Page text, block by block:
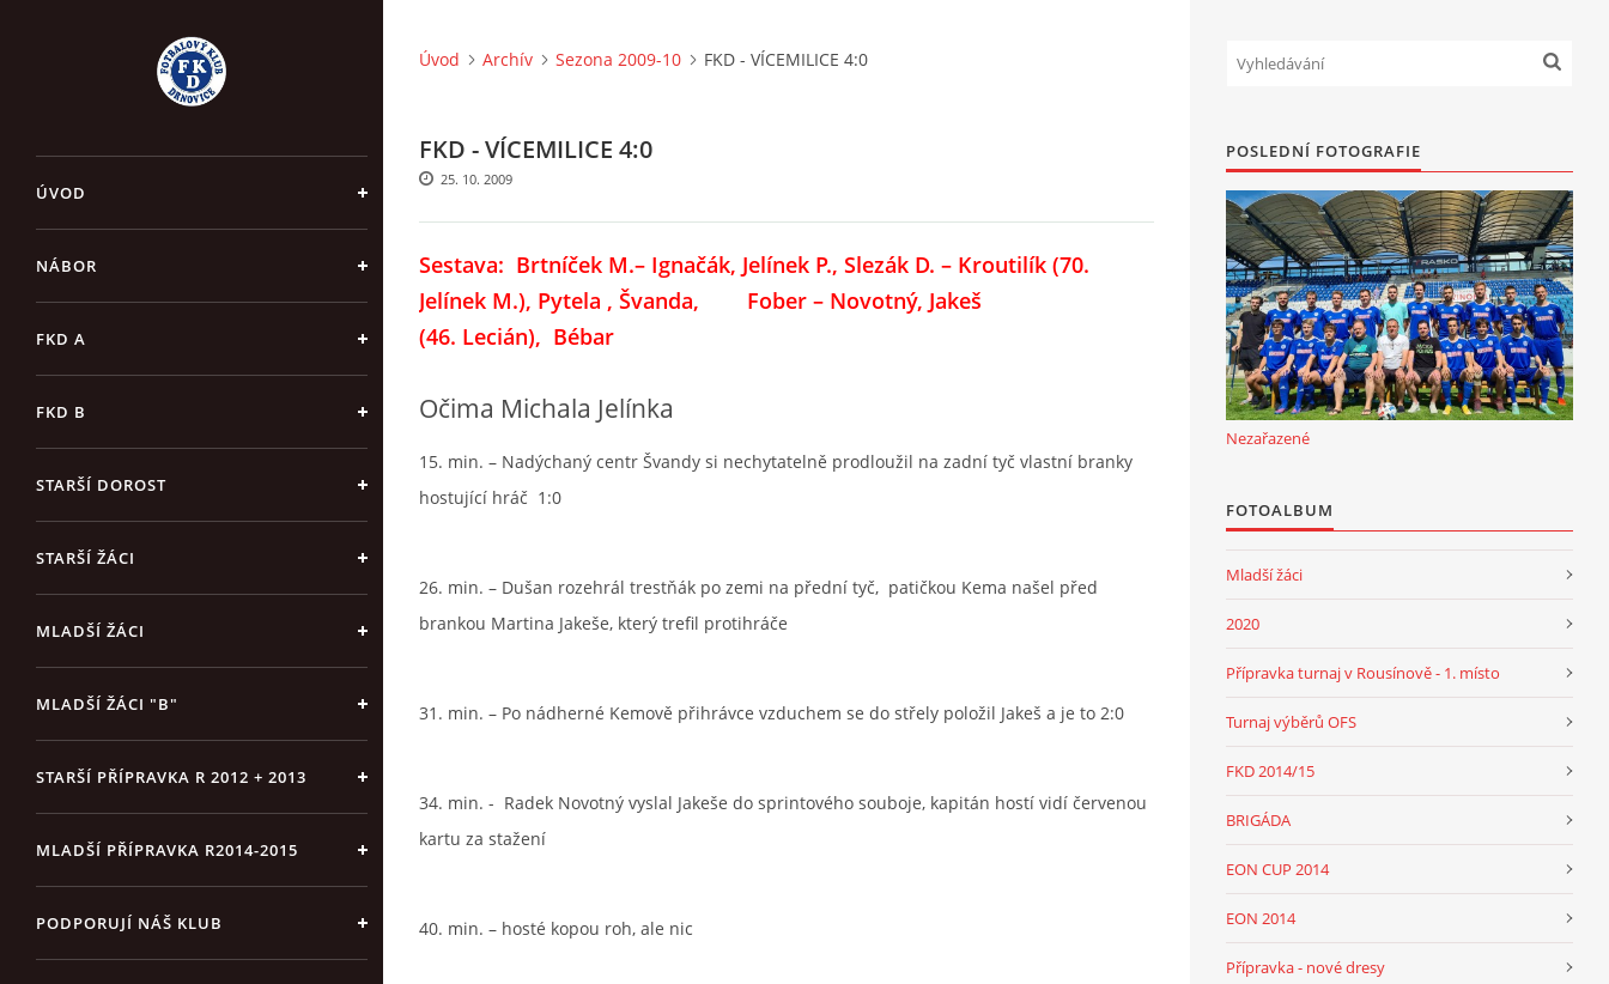
ÚVOD
NÁBOR
FKD A
FKD B
STARŠÍ DOROST
STARŠÍ ŽÁCI
MLADŠÍ ŽÁCI
MLADŠÍ ŽÁCI "B"
STARŠÍ PŘÍPRAVKA R 2012 + 2013
MLADŠÍ PŘÍPRAVKA R2014-2015
PODPORUJÍ NÁŠ KLUB
Úvod Archív Sezona 2009-10 FKD - VÍCEMILICE 4:0
FKD - VÍCEMILICE 4:0
25. 10. 2009
Sestava: Brtníček M.– Ignačák, Jelínek P., Slezák D. – Kroutilík (70.
Jelínek M.), Pytela , Švanda,
Fober – Novotný, Jakeš
(46. Lecián), Bébar
Očima Michala Jelínka
15. min. – Nadýchaný centr Švandy si nechytatelně prodloužil na zadní tyč vlastní branky
hostující hráč 1:0
26. min. – Dušan rozehrál trestňák po zemi na přední tyč, patičkou Kema našel před
brankou Martina Jakeše, který trefil protihráče
31. min. – Po nádherné Kemově přihrávce vzduchem se do střely položil Jakeš a je to 2:0
34. min. - Radek Novotný vyslal Jakeše do sprintového souboje, kapitán hostí vidí červenou
kartu za stažení
40. min. – hosté kopou roh, ale nic
POSLEDNÍ FOTOGRAFIE
Nezařazené
FOTOALBUM
Mladší žáci
2020
Přípravka turnaj v Rousínově - 1. místo
Turnaj výběrů OFS
FKD 2014/15
BRIGÁDA
EON CUP 2014
EON 2014
Přípravka - nové dresy